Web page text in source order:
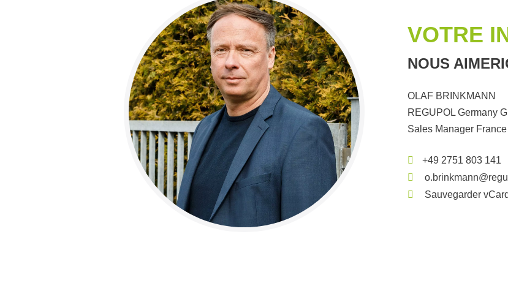
VOTRE
NOUS
OLAF BRINKMANN
REGUPOL Germany
Sales Manager France
+49 2751 803 141
Sauvegarder vCard